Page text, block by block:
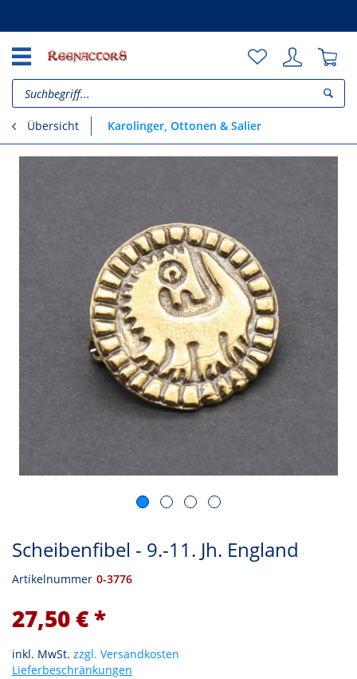
Übersicht Karolinger, Ottonen & Salier
Scheibenfibel - 9.-11. Jh. England
Artikelnummer 0-3776
27,50 € *
inkl. MwSt. zzgl. Versandkosten
Lieferbeschränkungen